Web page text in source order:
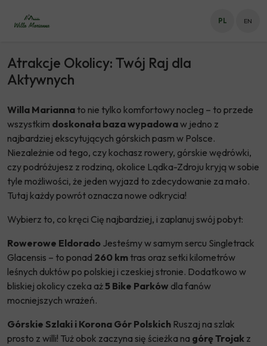
PL EN
Co warto zobaczyć podczas
pobytu w Willi Marianna
Atrakcje Okolicy: Twój Raj dla
Aktywnych
Willa Marianna to nie tylko komfortowy nocleg – to przede
wszystkim doskonała baza wypadowaw jedno z
najbardziej ekscytujących górskich pasm w Polsce.
Niezależnie od tego, czy kochasz rowery, górskie wędrówki,
czy podróżujesz z rodziną, okolice Lądka-Zdroju kryją w sobie
tyle możliwości, że jeden wyjazd to zdecydowanie za mało.
Tutaj każdy powrót oznacza nowe odkrycia!
Wybierz to, co kręci Cię najbardziej, i zaplanuj swój pobyt:
Rowerowe Eldorado Jesteśmy w samym sercu Singletrack
Glacensis – to ponad 260 km tras oraz setki kilometrów
leśnych duktów po polskiej i czeskiej stronie. Dodatkowo w
bliskiej okolicy czeka aż5 Bike Parków dla fanów
mocniejszych wrażeń.
Górskie Szlaki i Korona Gór Polskich Ruszaj na szlak
prosto z willi! Tuż obok zaczyna się ścieżka na górę Trojak z